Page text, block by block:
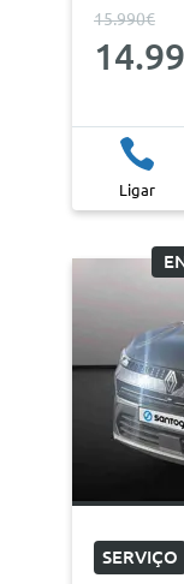
15.990€
Ligar
SERVIÇO